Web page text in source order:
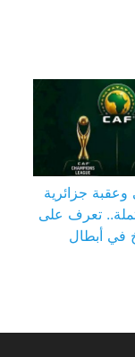
جزائرية
تعرف على
في أبطال